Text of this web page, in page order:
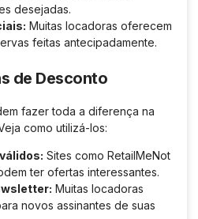
desejadas.
Muitas locadoras oferecem
feitas antecipadamente.
de Desconto
fazer toda a diferença na
como utilizá-los:
Sites como RetailMeNot
ter ofertas interessantes.
Muitas locadoras
novos assinantes de suas